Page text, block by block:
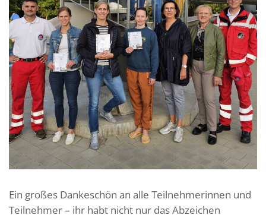
Ein großes Dankeschön an alle Teilnehmerinnen und
Teilnehmer – ihr habt nicht nur das Abzeichen